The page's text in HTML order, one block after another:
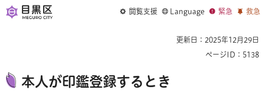
閲覧支援 Language 緊急 救急
更新日：2025年12月29日
ページID：5138
本人が印鑑登録するとき